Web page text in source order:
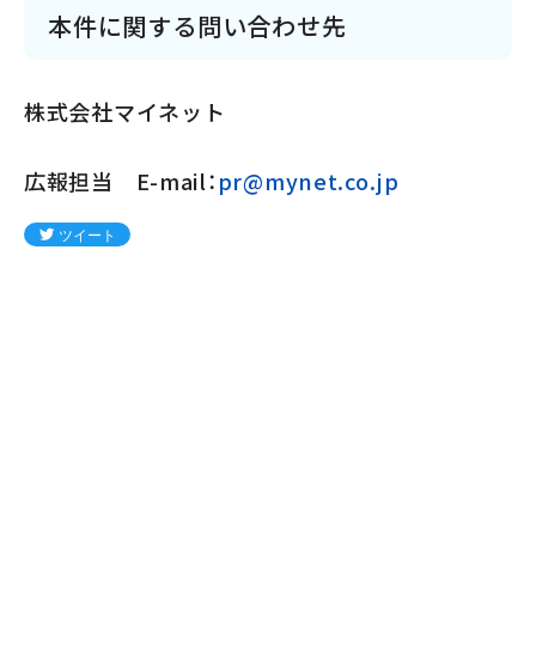
本件に関する問い合わせ先
株式会社マイネット
広報担当 E-mail：pr@mynet.co.jp